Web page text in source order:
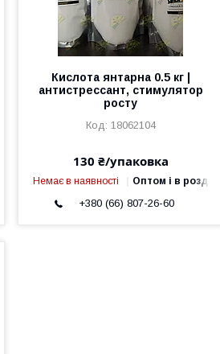
Кислота янтарна 0.5 кг |
антистрессант, стимулятор
росту
18062104
130 ₴/упаковка
Немає в наявності Оптом і в роздріб
+380 (66) 807-26-60